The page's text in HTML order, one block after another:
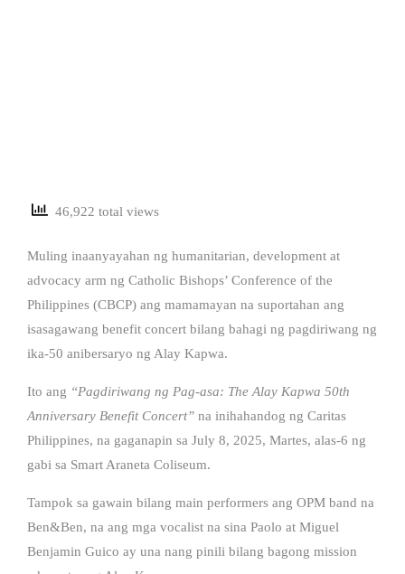
46,922 total views
Muling inaanyayahan ng humanitarian, development at
advocacy arm ng Catholic Bishops’ Conference of the
Philippines (CBCP) ang mamamayan na suportahan ang
isasagawang benefit concert bilang bahagi ng pagdiriwang ng
ika-50 anibersaryo ng Alay Kapwa.
Ito ang “Pagdiriwang ng Pag-asa: The Alay Kapwa 50th
Anniversary Benefit Concert” na inihahandog ng Caritas
Philippines, na gaganapin sa July 8, 2025, Martes, alas-6 ng
gabi sa Smart Araneta Coliseum.
Tampok sa gawain bilang main performers ang OPM band na
Ben&Ben, na ang mga vocalist na sina Paolo at Miguel
Benjamin Guico ay una nang pinili bilang bagong mission